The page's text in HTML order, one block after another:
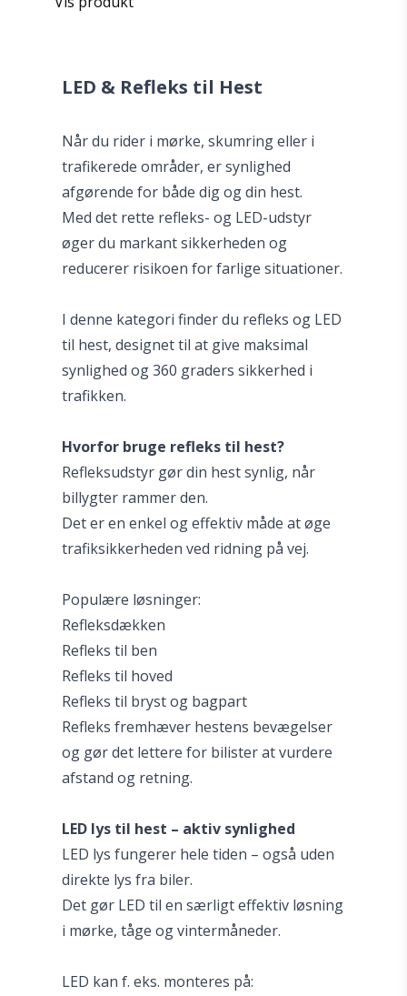
LED & Refleks til Hest
Når du rider i mørke, skumring eller i
trafikerede områder, er synlighed
afgørende for både dig og din hest.
Med det rette refleks- og LED-udstyr
øger du markant sikkerheden og
reducerer risikoen for farlige situationer.
I denne kategori finder du refleks og LED
til hest, designet til at give maksimal
synlighed og 360 graders sikkerhed i
trafikken.
Hvorfor bruge refleks til hest?
Refleksudstyr gør din hest synlig, når
billygter rammer den.
Det er en enkel og effektiv måde at øge
trafiksikkerheden ved ridning på vej.
Populære løsninger:
Refleksdækken
Refleks til ben
Refleks til hoved
Refleks til bryst og bagpart
Refleks fremhæver hestens bevægelser
og gør det lettere for bilister at vurdere
afstand og retning.
LED lys til hest – aktiv synlighed
LED lys fungerer hele tiden – også uden
direkte lys fra biler.
Det gør LED til en særligt effektiv løsning
i mørke, tåge og vintermåneder.
LED kan f. eks. monteres på: